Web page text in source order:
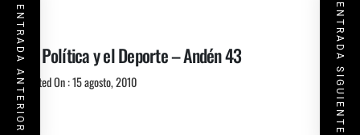
La Política y el Deporte – Andén 43
Posted On : 15 agosto, 2010
ENTRADA ANTERIOR ENTRADA SIGUIENTE